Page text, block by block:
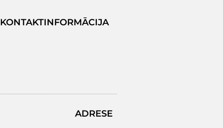
KONTAKTINFORMĀCIJA
ADRESE